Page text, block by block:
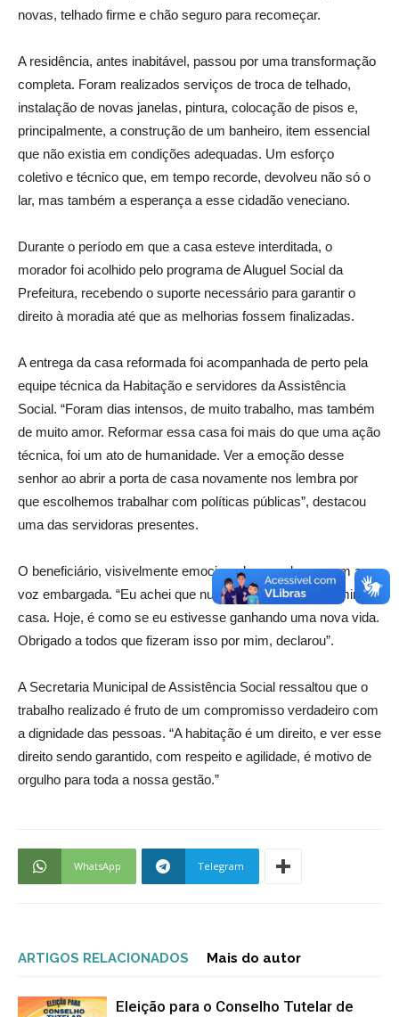
novas, telhado firme e chão seguro para recomeçar.
A residência, antes inabitável, passou por uma transformação
completa. Foram realizados serviços de troca de telhado,
instalação de novas janelas, pintura, colocação de pisos e,
principalmente, a construção de um banheiro, item essencial
que não existia em condições adequadas. Um esforço
coletivo e técnico que, em tempo recorde, devolveu não só o
lar, mas também a esperança a esse cidadão veneciano.
Durante o período em que a casa esteve interditada, o
morador foi acolhido pelo programa de Aluguel Social da
Prefeitura, recebendo o suporte necessário para garantir o
direito à moradia até que as melhorias fossem finalizadas.
A entrega da casa reformada foi acompanhada de perto pela
equipe técnica da Habitação e servidores da Assistência
Social. “Foram dias intensos, de muito trabalho, mas também
de muito amor. Reformar essa casa foi mais do que uma ação
técnica, foi um ato de humanidade. Ver a emoção desse
senhor ao abrir a porta de casa novamente nos lembra por
que escolhemos trabalhar com políticas públicas”, destacou
uma das servidoras presentes.
O beneficiário, visivelmente emocionado, agradeceu com a
voz embargada. “Eu achei que nunca mais voltaria pra minha
casa. Hoje, é como se eu estivesse ganhando uma nova vida.
Obrigado a todos que fizeram isso por mim, declarou”.
A Secretaria Municipal de Assistência Social ressaltou que o
trabalho realizado é fruto de um compromisso verdadeiro com
a dignidade das pessoas. “A habitação é um direito, e ver esse
direito sendo garantido, com respeito e agilidade, é motivo de
orgulho para toda a nossa gestão.”
WhatsApp Telegram
ARTIGOS RELACIONADOS Mais do autor
Eleição para o Conselho Tutelar de